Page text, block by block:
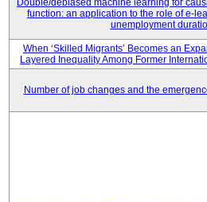
Double/debiased machine learning for
function: an application to the role of e-
unemployment
When ‘Skilled Migrants’ Becomes an
Layered Inequality Among Former
Number of job changes and the